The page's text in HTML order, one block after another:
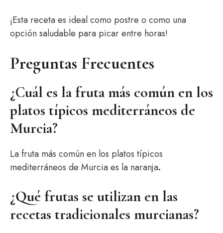
¡Esta receta es ideal como postre o como una
opción saludable para picar entre horas!
Preguntas Frecuentes
¿Cuál es la fruta más común en los
platos típicos mediterráneos de
Murcia?
La fruta más común en los platos típicos
mediterráneos de Murcia es la naranja.
¿Qué frutas se utilizan en las
recetas tradicionales murcianas?